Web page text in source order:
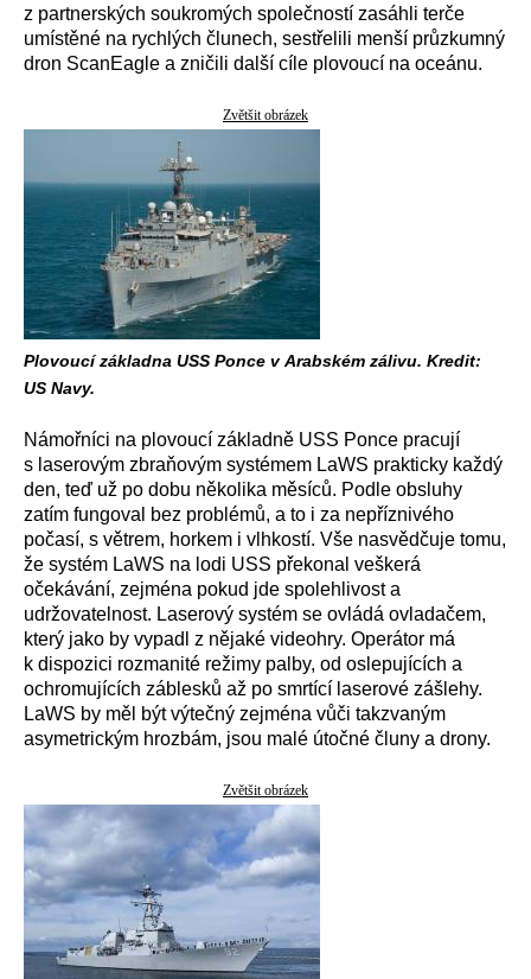
z partnerských soukromých společností zasáhli terče
umístěné na rychlých člunech, sestřelili menší průzkumný
dron ScanEagle a zničili další cíle plovoucí na oceánu.
Zvětšit obrázek
Plovoucí základna USS Ponce v Arabském zálivu. Kredit:
US Navy.
Námořníci na plovoucí základně USS Ponce pracují
s laserovým zbraňovým systémem LaWS prakticky každý
den, teď už po dobu několika měsíců. Podle obsluhy
zatím fungoval bez problémů, a to i za nepříznivého
počasí, s větrem, horkem i vlhkostí. Vše nasvědčuje tomu,
že systém LaWS na lodi USS překonal veškerá
očekávání, zejména pokud jde spolehlivost a
udržovatelnost. Laserový systém se ovládá ovladačem,
který jako by vypadl z nějaké videohry. Operátor má
k dispozici rozmanité režimy palby, od oslepujících a
ochromujících záblesků až po smrtící laserové zášlehy.
LaWS by měl být výtečný zejména vůči takzvaným
asymetrickým hrozbám, jsou malé útočné čluny a drony.
Zvětšit obrázek